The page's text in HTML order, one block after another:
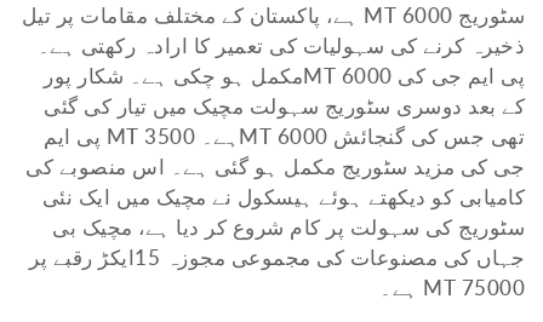
سٹوریج 6000 MT ہے، پاکستان کے مختلف مقامات پر تیل
ذخیرہ کرنے کی سہولیات کی تعمیر کا ارادہ رکھتی ہے۔
پی ایم جی کی 6000 MTمکمل ہو چکی ہے۔ شکار پور
کے بعد دوسری سٹوریج سہولت مچیک میں تیار کی گئی
تھی جس کی گنجائش 6000 MTہے۔ 3500 MT پی ایم
جی کی مزید سٹوریج مکمل ہو گئی ہے۔ اس منصوبے کی
کامیابی کو دیکھتے ہوئے ہیسکول نے مچیک میں ایک نئی
سٹوریج کی سہولت پر کام شروع کر دیا ہے، مچیک بی
جہاں کی مصنوعات کی مجموعی مجوزہ 15ایکڑ رقبے پر
75000 MT ہے۔